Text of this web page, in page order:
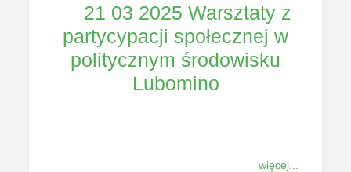
21 03 2025 Warsztaty z
partycypacji społecznej w
politycznym środowisku
Lubomino
więcej...